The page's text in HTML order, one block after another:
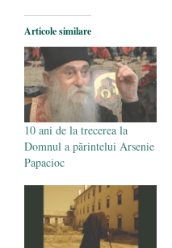
românești
Articole similare
10 ani de la trecerea la
Domnul a părintelui Arsenie
Papacioc